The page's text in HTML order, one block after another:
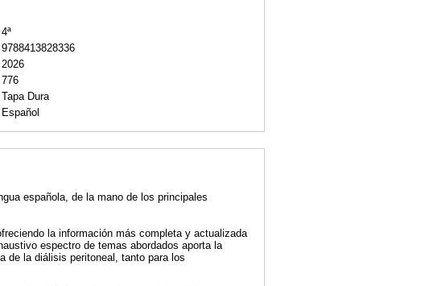
4ª
9788413828336
2026
776
Tapa Dura
Español
española, de la mano de los principales
la información más completa y actualizada
espectro de temas abordados aporta la
de la diálisis peritoneal, tanto para los